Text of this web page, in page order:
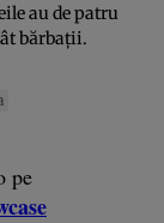
au de patru
bărbații.
pe